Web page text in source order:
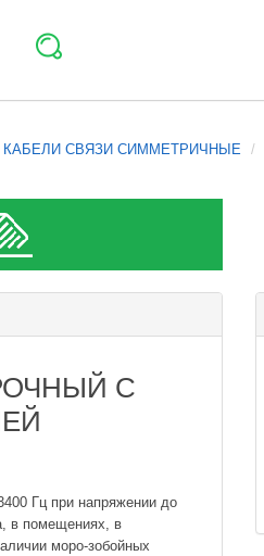
КАБЕЛИ СВЯЗИ СИММЕТРИЧНЫЕ
С
Гц при напряжении до
в помещениях, в
моро-зобойных